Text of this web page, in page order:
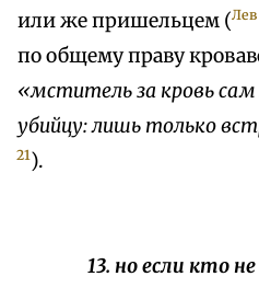
или же пришельцем (Лев
по общему праву
«мститель за кровь
убийцу: лишь только
21).
13. но если кто